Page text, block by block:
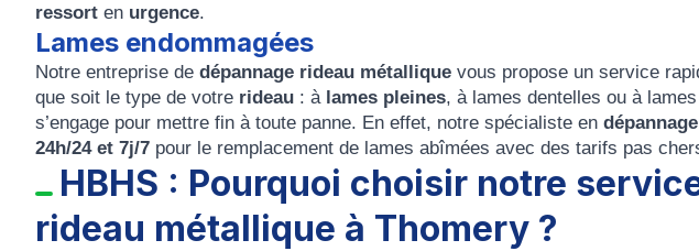
ressort en urgence.
Lames endommagées
Notre entreprise de dépannage rideau métallique vous propose un service
que soit le type de votre rideau : à lames pleines, à lames dentelles ou à
s’engage pour mettre fin à toute panne. En effet, notre spécialiste en
24h/24 et 7j/7 pour le remplacement de lames abîmées avec des tarifs pas
HBHS : Pourquoi choisir notre
rideau métallique à Thomery ?